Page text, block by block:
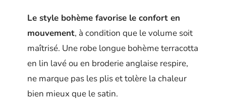
Le style bohème favorise le confort en
mouvement, à condition que le volume soit
maîtrisé. Une robe longue bohème terracotta
en lin lavé ou en broderie anglaise respire,
ne marque pas les plis et tolère la chaleur
bien mieux que le satin.